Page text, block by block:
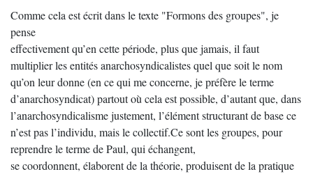
Comme cela est écrit dans le texte "Formons des groupes", je
pense
effectivement qu’en cette période, plus que jamais, il faut
multiplier les entités anarchosyndicalistes quel que soit le nom
qu’on leur donne (en ce qui me concerne, je préfère le terme
d’anarchosyndicat) partout où cela est possible, d’autant que, dans
l’anarchosyndicalisme justement, l’élément structurant de base ce
n’est pas l’individu, mais le collectif.Ce sont les groupes, pour
reprendre le terme de Paul, qui échangent,
se coordonnent, élaborent de la théorie, produisent de la pratique